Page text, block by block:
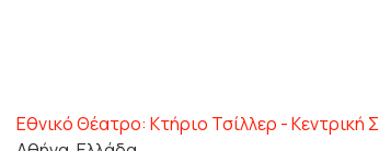
Εθνικό Θέατρο: Κτήριο Τσίλλερ - Κεντρική